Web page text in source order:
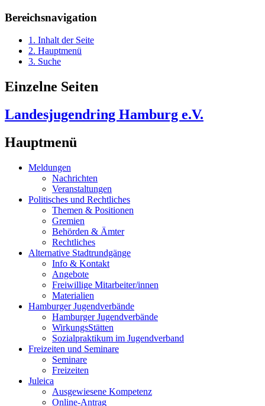
Bereichsnavigation
1. Inhalt der Seite
2. Hauptmenü
3. Suche
Einzelne Seiten
Landesjugendring Hamburg e.V.
Hauptmenü
Meldungen
Nachrichten
Veranstaltungen
Politisches und Rechtliches
Themen & Positionen
Gremien
Behörden & Ämter
Rechtliches
Alternative Stadtrundgänge
Info & Kontakt
Angebote
Freiwillige Mitarbeiter/innen
Materialien
Hamburger Jugendverbände
Hamburger Jugendverbände
WirkungsStätten
Sozialpraktikum im Jugendverband
Freizeiten und Seminare
Seminare
Freizeiten
Juleica
Ausgewiesene Kompetenz
Online-Antrag